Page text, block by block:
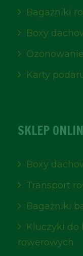
Bagażniki
Boxy
Ozonowanie
Karty
SKLEP
Boxy
Transport
Bagażniki
Kluczyki do
rowerowych